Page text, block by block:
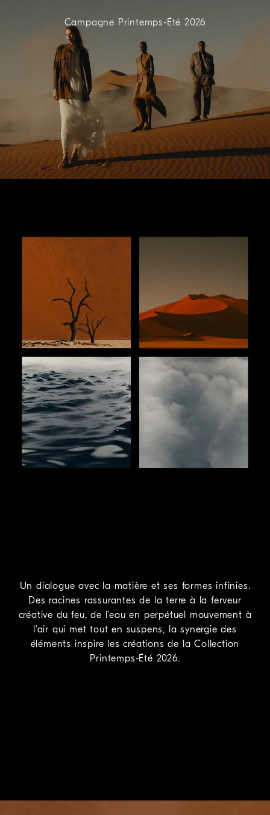
Campagne Printemps-Été 2026
Un dialogue avec la matière et ses formes infinies.
Des racines rassurantes de la terre à la ferveur
créative du feu, de l'eau en perpétuel mouvement à
l'air qui met tout en suspens, la synergie des
éléments inspire les créations de la Collection
Printemps-Été 2026.